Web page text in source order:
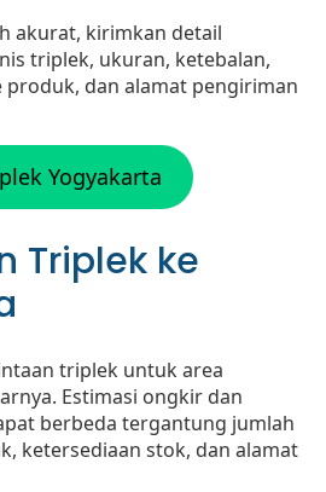
akurat, kirimkan detail
triplek, ukuran, ketebalan,
produk, dan alamat pengiriman
Yogyakarta
Triplek ke
triplek untuk area
Estimasi ongkir dan
berbeda tergantung jumlah
ketersediaan stok, dan alamat